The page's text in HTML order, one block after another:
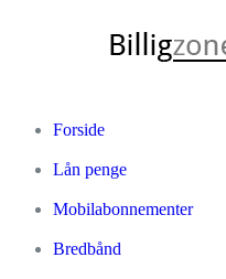
Forside
Lån penge
Mobilabonnementer
Bredbånd